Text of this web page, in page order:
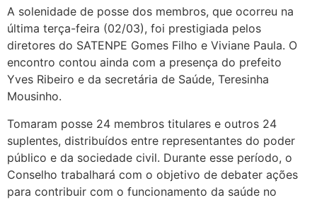
A solenidade de posse dos membros, que ocorreu na
última terça-feira (02/03), foi prestigiada pelos
diretores do SATENPE Gomes Filho e Viviane Paula. O
encontro contou ainda com a presença do prefeito
Yves Ribeiro e da secretária de Saúde, Teresinha
Mousinho.
Tomaram posse 24 membros titulares e outros 24
suplentes, distribuídos entre representantes do poder
público e da sociedade civil. Durante esse período, o
Conselho trabalhará com o objetivo de debater ações
para contribuir com o funcionamento da saúde no